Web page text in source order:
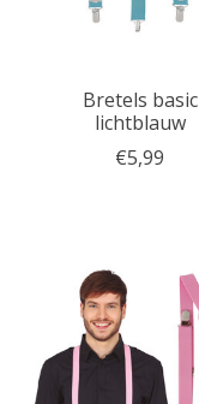
Bretels basic
lichtblauw
€5,99